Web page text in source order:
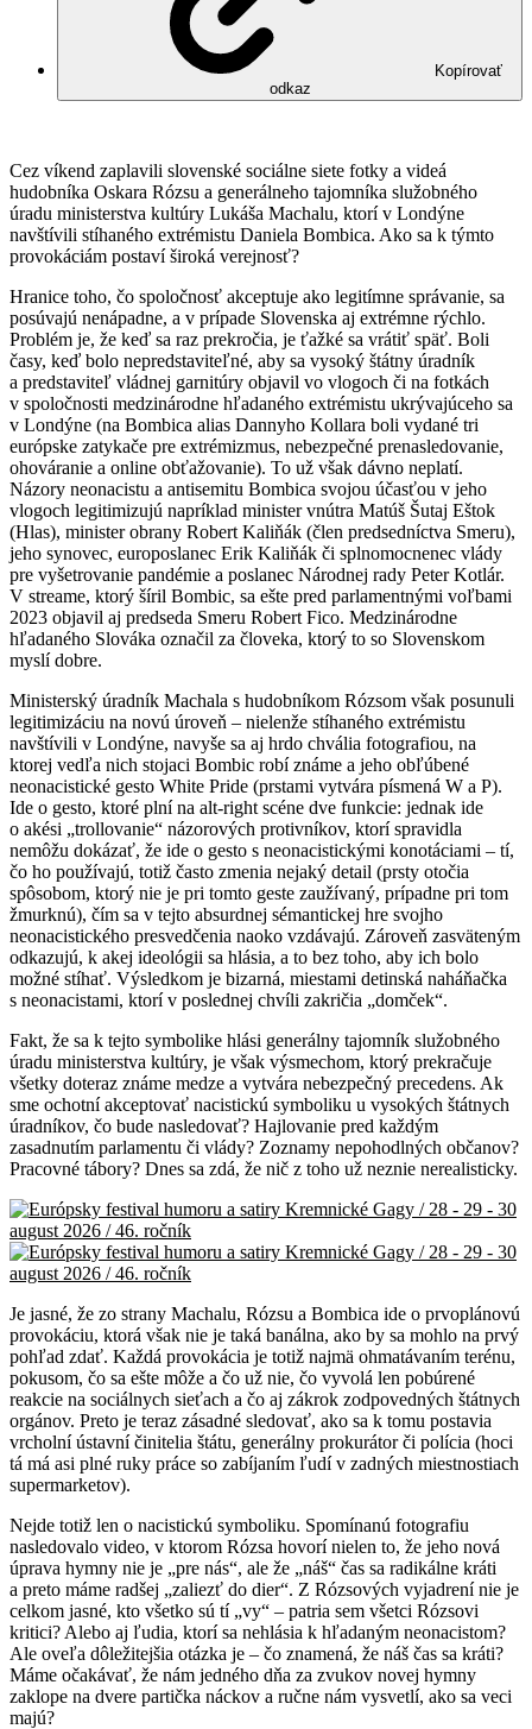
Kopírovať
odkaz
Cez víkend zaplavili slovenské sociálne siete fotky a videá
hudobníka Oskara Rózsu a generálneho tajomníka služobného
úradu ministerstva kultúry Lukáša Machalu, ktorí v Londýne
navštívili stíhaného extrémistu Daniela Bombica. Ako sa k týmto
provokáciám postaví široká verejnosť?
Hranice toho, čo spoločnosť akceptuje ako legitímne správanie, sa
posúvajú nenápadne, a v prípade Slovenska aj extrémne rýchlo.
Problém je, že keď sa raz prekročia, je ťažké sa vrátiť späť. Boli
časy, keď bolo nepredstaviteľné, aby sa vysoký štátny úradník
a predstaviteľ vládnej garnitúry objavil vo vlogoch či na fotkách
v spoločnosti medzinárodne hľadaného extrémistu ukrývajúceho sa
v Londýne (na Bombica alias Dannyho Kollara boli vydané tri
európske zatykače pre extrémizmus, nebezpečné prenasledovanie,
ohováranie a online obťažovanie). To už však dávno neplatí.
Názory neonacistu a antisemitu Bombica svojou účasťou v jeho
vlogoch legitimizujú napríklad minister vnútra Matúš Šutaj Eštok
(Hlas), minister obrany Robert Kaliňák (člen predsedníctva Smeru),
jeho synovec, europoslanec Erik Kaliňák či splnomocnenec vlády
pre vyšetrovanie pandémie a poslanec Národnej rady Peter Kotlár.
V streame, ktorý šíril Bombic, sa ešte pred parlamentnými voľbami
2023 objavil aj predseda Smeru Robert Fico. Medzinárodne
hľadaného Slováka označil za človeka, ktorý to so Slovenskom
myslí dobre.
Ministerský úradník Machala s hudobníkom Rózsom však posunuli
legitimizáciu na novú úroveň – nielenže stíhaného extrémistu
navštívili v Londýne, navyše sa aj hrdo chvália fotografiou, na
ktorej vedľa nich stojaci Bombic robí známe a jeho obľúbené
neonacistické gesto White Pride (prstami vytvára písmená W a P).
Ide o gesto, ktoré plní na alt-right scéne dve funkcie: jednak ide
o akési „trollovanie“ názorových protivníkov, ktorí spravidla
nemôžu dokázať, že ide o gesto s neonacistickými konotáciami – tí,
čo ho používajú, totiž často zmenia nejaký detail (prsty otočia
spôsobom, ktorý nie je pri tomto geste zaužívaný, prípadne pri tom
žmurknú), čím sa v tejto absurdnej sémantickej hre svojho
neonacistického presvedčenia naoko vzdávajú. Zároveň zasväteným
odkazujú, k akej ideológii sa hlásia, a to bez toho, aby ich bolo
možné stíhať. Výsledkom je bizarná, miestami detinská naháňačka
s neonacistami, ktorí v poslednej chvíli zakričia „domček“.
Fakt, že sa k tejto symbolike hlási generálny tajomník služobného
úradu ministerstva kultúry, je však výsmechom, ktorý prekračuje
všetky doteraz známe medze a vytvára nebezpečný precedens. Ak
sme ochotní akceptovať nacistickú symboliku u vysokých štátnych
úradníkov, čo bude nasledovať? Hajlovanie pred každým
zasadnutím parlamentu či vlády? Zoznamy nepohodlných občanov?
Pracovné tábory? Dnes sa zdá, že nič z toho už neznie nerealisticky.
Je jasné, že zo strany Machalu, Rózsu a Bombica ide o prvoplánovú
provokáciu, ktorá však nie je taká banálna, ako by sa mohlo na prvý
pohľad zdať. Každá provokácia je totiž najmä ohmatávaním terénu,
pokusom, čo sa ešte môže a čo už nie, čo vyvolá len pobúrené
reakcie na sociálnych sieťach a čo aj zákrok zodpovedných štátnych
orgánov. Preto je teraz zásadné sledovať, ako sa k tomu postavia
vrcholní ústavní činitelia štátu, generálny prokurátor či polícia (hoci
tá má asi plné ruky práce so zabíjaním ľudí v zadných miestnostiach
supermarketov).
Nejde totiž len o nacistickú symboliku. Spomínanú fotografiu
nasledovalo video, v ktorom Rózsa hovorí nielen to, že jeho nová
úprava hymny nie je „pre nás“, ale že „náš“ čas sa radikálne kráti
a preto máme radšej „zaliezť do dier“. Z Rózsových vyjadrení nie je
celkom jasné, kto všetko sú tí „vy“ – patria sem všetci Rózsovi
kritici? Alebo aj ľudia, ktorí sa nehlásia k hľadaným neonacistom?
Ale oveľa dôležitejšia otázka je – čo znamená, že náš čas sa kráti?
Máme očakávať, že nám jedného dňa za zvukov novej hymny
zaklope na dvere partička náckov a ručne nám vysvetlí, ako sa veci
majú?